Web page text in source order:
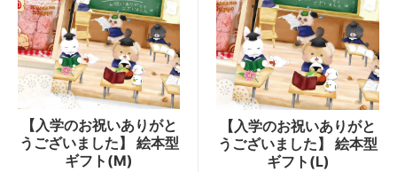
【入学のお祝いありがと
うございました】 絵本型
ギフト(M)
【入学のお祝いありがと
うございました】 絵本型
ギフト(L)